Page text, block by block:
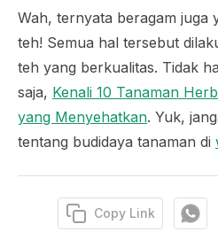
Wah, ternyata beragam juga
teh! Semua hal tersebut
teh yang berkualitas. Tidak
saja, Kenali 10 Tanaman
yang Menyehatkan. Yuk,
tentang budidaya tanaman di
Copy Link